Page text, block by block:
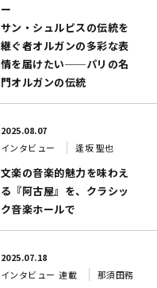
ー
サン・シュルピスの伝統を
継ぐ者オルガンの多彩な表
情を届けたい──パリの名
門オルガンの伝統
2025.08.07
インタビュー
逢坂 聖也
文楽の音楽的魅力を味わえ
る『阿古屋』を、クラシッ
ク音楽ホールで
2025.07.18
インタビュー 連載 那須田務